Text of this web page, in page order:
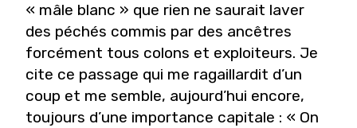
« mâle blanc » que rien ne saurait laver
des péchés commis par des ancêtres
forcément tous colons et exploiteurs. Je
cite ce passage qui me ragaillardit d’un
coup et me semble, aujourd’hui encore,
toujours d’une importance capitale : « On